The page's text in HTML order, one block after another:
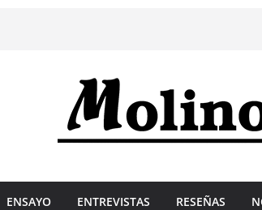
ENSAYO ENTREVISTAS RESEÑAS